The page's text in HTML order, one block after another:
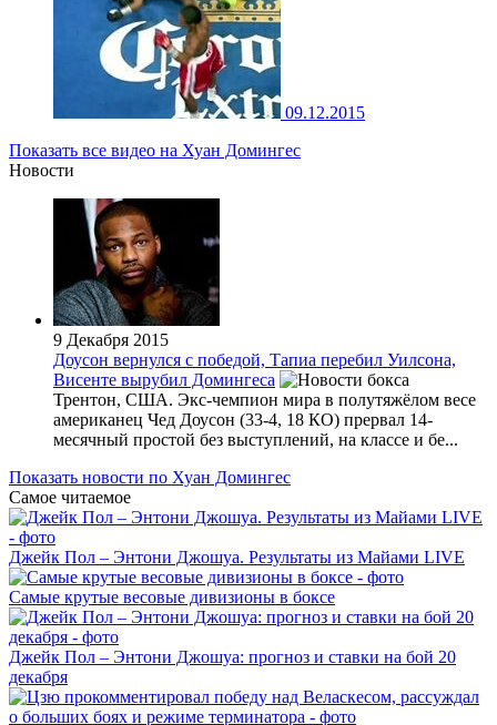
09.12.2015
Показать все видео на Хуан Домингес
Новости
9 Декабря 2015
Доусон вернулся с победой, Тапиа перебил Уилсона,
Висенте вырубил Домингеса
Трентон, США. Экс-чемпион мира в полутяжёлом весе
американец Чед Доусон (33-4, 18 КО) прервал 14-
месячный простой без выступлений, на классе и бе...
Показать новости по Хуан Домингес
Самое читаемое
Джейк Пол – Энтони Джошуа. Результаты из Майами LIVE
Самые крутые весовые дивизионы в боксе
Джейк Пол – Энтони Джошуа: прогноз и ставки на бой 20
декабря